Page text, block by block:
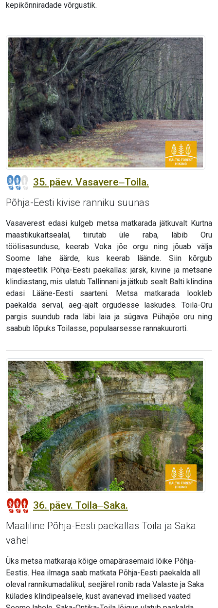
kepikõnniradade võrgustik.
35. päev. Vasavere‒Toila.
Põhja-Eesti kivise ranniku suunas
Vasaverest edasi kulgeb metsa matkarada jätkuvalt Kurtna
maastikukaitsealal, tiirutab üle raba, läbib Oru
töölisasunduse, keerab Voka jõe orgu ning jõuab välja
Soome lahe äärde, kus keerab läände. Siin kõrgub
majesteetlik Põhja-Eesti paekallas: järsk, kivine ja metsane
klindiastang, mis ulatub Tallinnani ja jätkub sealt Balti klindina
edasi Lääne-Eesti saarteni. Metsa matkarada lookleb
paekalda serval, aeg-ajalt orgudesse laskudes. Toila-Oru
pargis suundub rada läbi laia ja sügava Pühajõe oru ning
saabub lõpuks Toilasse, populaarsesse rannakuurorti.
36. päev. Toila‒Saka.
Maaliline Põhja-Eesti paekallas Toila ja Saka
vahel
Üks metsa matkaraja kõige omapärasemaid lõike Põhja-
Eestis. Hea ilmaga saab matkata Põhja-Eesti paekalda all
oleval rannikumadalikul, seejärel ronib rada Valaste ja Saka
külades klindipealsele, kust avanevad imelised vaated